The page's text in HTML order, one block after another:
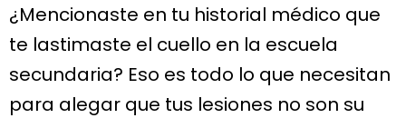
¿Mencionaste en tu historial médico que
te lastimaste el cuello en la escuela
secundaria? Eso es todo lo que necesitan
para alegar que tus lesiones no son su